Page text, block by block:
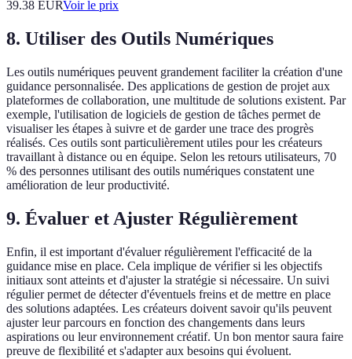
39.38 EURVoir le prix
8. Utiliser des Outils Numériques
Les outils numériques peuvent grandement faciliter la création d'une
guidance personnalisée. Des applications de gestion de projet aux
plateformes de collaboration, une multitude de solutions existent. Par
exemple, l'utilisation de logiciels de gestion de tâches permet de
visualiser les étapes à suivre et de garder une trace des progrès
réalisés. Ces outils sont particulièrement utiles pour les créateurs
travaillant à distance ou en équipe. Selon les retours utilisateurs, 70
% des personnes utilisant des outils numériques constatent une
amélioration de leur productivité.
9. Évaluer et Ajuster Régulièrement
Enfin, il est important d'évaluer régulièrement l'efficacité de la
guidance mise en place. Cela implique de vérifier si les objectifs
initiaux sont atteints et d'ajuster la stratégie si nécessaire. Un suivi
régulier permet de détecter d'éventuels freins et de mettre en place
des solutions adaptées. Les créateurs doivent savoir qu'ils peuvent
ajuster leur parcours en fonction des changements dans leurs
aspirations ou leur environnement créatif. Un bon mentor saura faire
preuve de flexibilité et s'adapter aux besoins qui évoluent.